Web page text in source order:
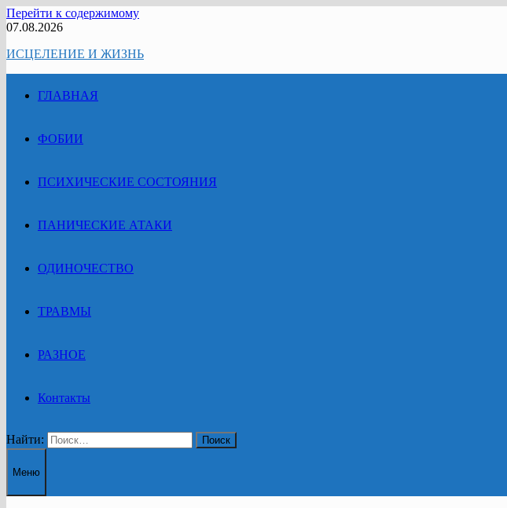
Перейти к содержимому
07.08.2026
ИСЦЕЛЕНИЕ И ЖИЗНЬ
ГЛАВНАЯ
ФОБИИ
ПСИХИЧЕСКИЕ СОСТОЯНИЯ
ПАНИЧЕСКИЕ АТАКИ
ОДИНОЧЕСТВО
ТРАВМЫ
РАЗНОЕ
Контакты
Найти:
Меню